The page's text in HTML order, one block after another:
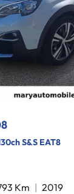
S&S EAT8
Km
2019